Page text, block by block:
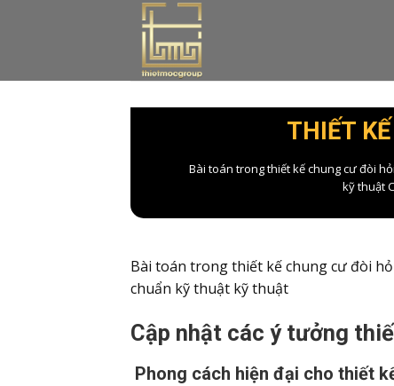
THIẾT
Bài toán trong thiết kế chung cư đòi
kỹ thuật
Bài toán trong thiết kế chung cư đòi
chuẩn kỹ thuật kỹ thuật
Cập nhật các ý tưởng
Phong cách hiện đại cho thiết